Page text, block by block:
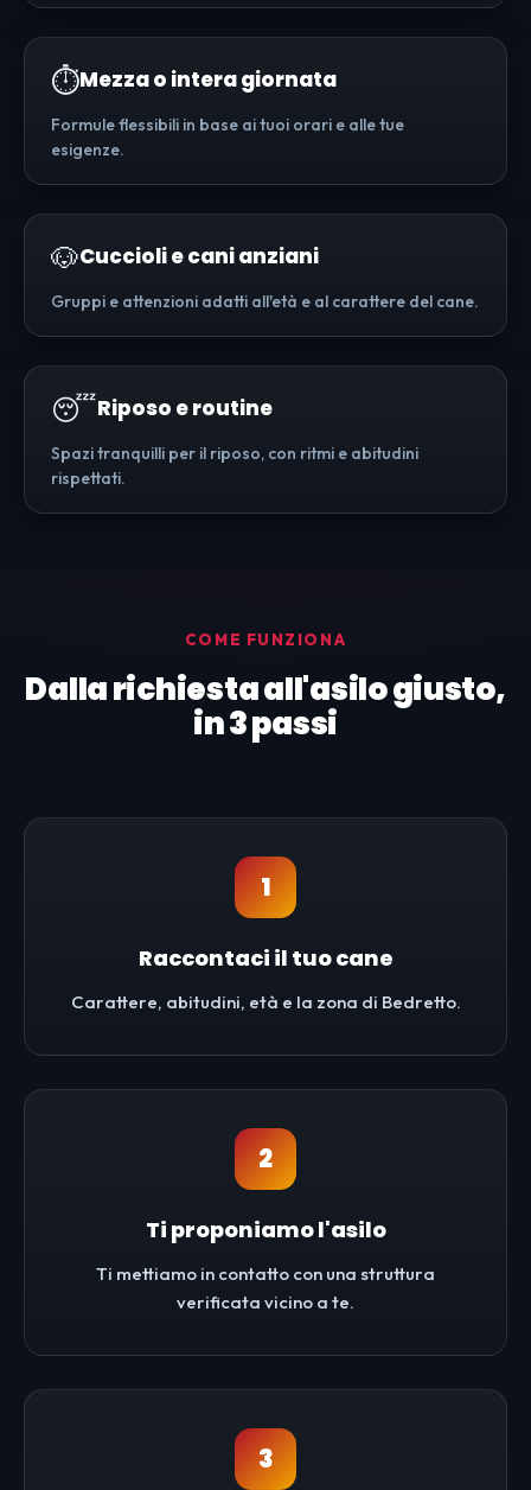
⏱️Mezza o intera giornata
Formule flessibili in base ai tuoi orari e alle tue
esigenze.
🐶Cuccioli e cani anziani
Gruppi e attenzioni adatti all'età e al carattere del cane.
😴Riposo e routine
Spazi tranquilli per il riposo, con ritmi e abitudini
rispettati.
COME FUNZIONA
Dalla richiesta all'asilo giusto,
in 3 passi
1
Raccontaci il tuo cane
Carattere, abitudini, età e la zona di Bedretto.
2
Ti proponiamo l'asilo
Ti mettiamo in contatto con una struttura
verificata vicino a te.
3